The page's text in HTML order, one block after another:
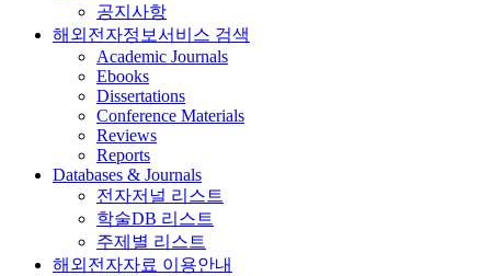
공지사항
해외전자정보서비스 검색
Academic Journals
Ebooks
Dissertations
Conference Materials
Reviews
Reports
Databases & Journals
전자저널 리스트
학술DB 리스트
주제별 리스트
해외전자자료 이용안내